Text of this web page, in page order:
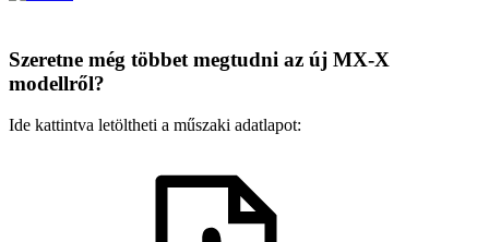
Szeretne még többet megtudni az új MX-X
modellről?
Ide kattintva letöltheti a műszaki adatlapot: